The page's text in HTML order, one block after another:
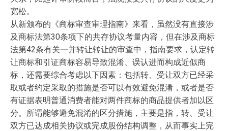
宽松。
从新颁布的《商标审查审理指南》来看，虽然没有直接涉
及商标法第30条项下的共存协议考量内容，但在涉及商标
法第42条有关一并转让转让的审查中，指南要求，认定转
让商标和引证商标容易导致混淆、误认进而构成近似商
标，还需要综合考虑以下因素：包括转、受让双方已经采
取或者约定采取的措施是否可以有效避免混淆，或者是否
有证据表明普通消费者能对两件商标的商品提供者加以区
分。所谓能够避免混淆的区分措施，主要是指，转、受让
双方已达成相关协议或完成股份结构调整，从而事实上完